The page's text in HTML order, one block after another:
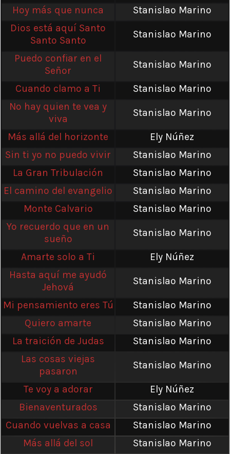
Hoy más que nunca
Stanislao Marino
Dios está aquí Santo
Santo Santo
Stanislao Marino
Puedo confiar en el
Señor
Stanislao Marino
Cuando clamo a Ti
Stanislao Marino
No hay quien te vea y
viva
Stanislao Marino
Más allá del horizonte
Ely Núñez
Sin ti yo no puedo vivir
Stanislao Marino
La Gran Tribulación
Stanislao Marino
El camino del evangelio
Stanislao Marino
Monte Calvario
Stanislao Marino
Yo recuerdo que en un
sueño
Stanislao Marino
Amarte solo a Ti
Ely Núñez
Hasta aquí me ayudó
Jehová
Stanislao Marino
Mi pensamiento eres Tú
Stanislao Marino
Quiero amarte
Stanislao Marino
La traición de Judas
Stanislao Marino
Las cosas viejas
pasaron
Stanislao Marino
Te voy a adorar
Ely Núñez
Bienaventurados
Stanislao Marino
Cuando vuelvas a casa
Stanislao Marino
Más allá del sol
Stanislao Marino